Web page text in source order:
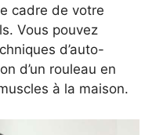
cadre de votre
Vous pouvez
d’auto-
d’un rouleau en
à la maison.